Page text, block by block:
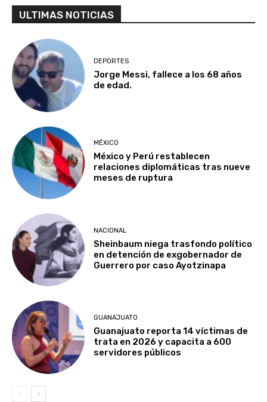
ULTIMAS NOTICIAS
DEPORTES
Jorge Messi, fallece a los 68 años
de edad.
MÉXICO
México y Perú restablecen
relaciones diplomáticas tras nueve
meses de ruptura
NACIONAL
Sheinbaum niega trasfondo político
en detención de exgobernador de
Guerrero por caso Ayotzinapa
GUANAJUATO
Guanajuato reporta 14 víctimas de
trata en 2026 y capacita a 600
servidores públicos